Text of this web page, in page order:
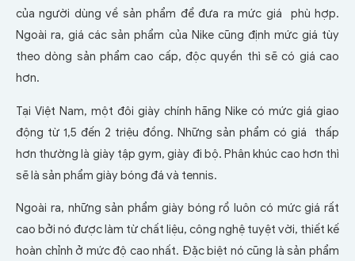
của người dùng về sản phẩm để đưa ra mức giá phù hợp.
Ngoài ra, giá các sản phẩm của Nike cũng định mức giá tùy
theo dòng sản phẩm cao cấp, độc quyền thì sẽ có giá cao
hơn.
Tại Việt Nam, một đôi giày chính hãng Nike có mức giá giao
động từ 1,5 đến 2 triệu đồng. Những sản phẩm có giá thấp
hơn thường là giày tập gym, giày đi bộ. Phân khúc cao hơn thì
sẽ là sản phẩm giày bóng đá và tennis.
Ngoài ra, những sản phẩm giày bóng rổ luôn có mức giá rất
cao bởi nó được làm từ chất liệu, công nghệ tuyệt vời, thiết kế
hoàn chỉnh ở mức độ cao nhất. Đặc biệt nó cũng là sản phẩm